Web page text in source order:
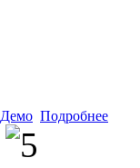
Демо Подробнее